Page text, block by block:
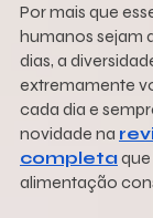
Por mais que
humanos sejam
dias, a
extremamente
cada dia e
novidade na
completa que
alimentação